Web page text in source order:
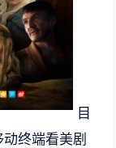
目
终端看美剧